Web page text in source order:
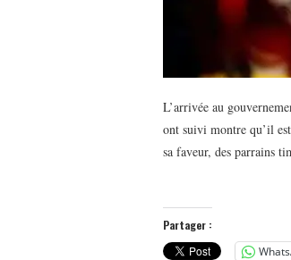
L’arrivée au
ont suivi montre qu’il
sa faveur, des parrains
Partager :